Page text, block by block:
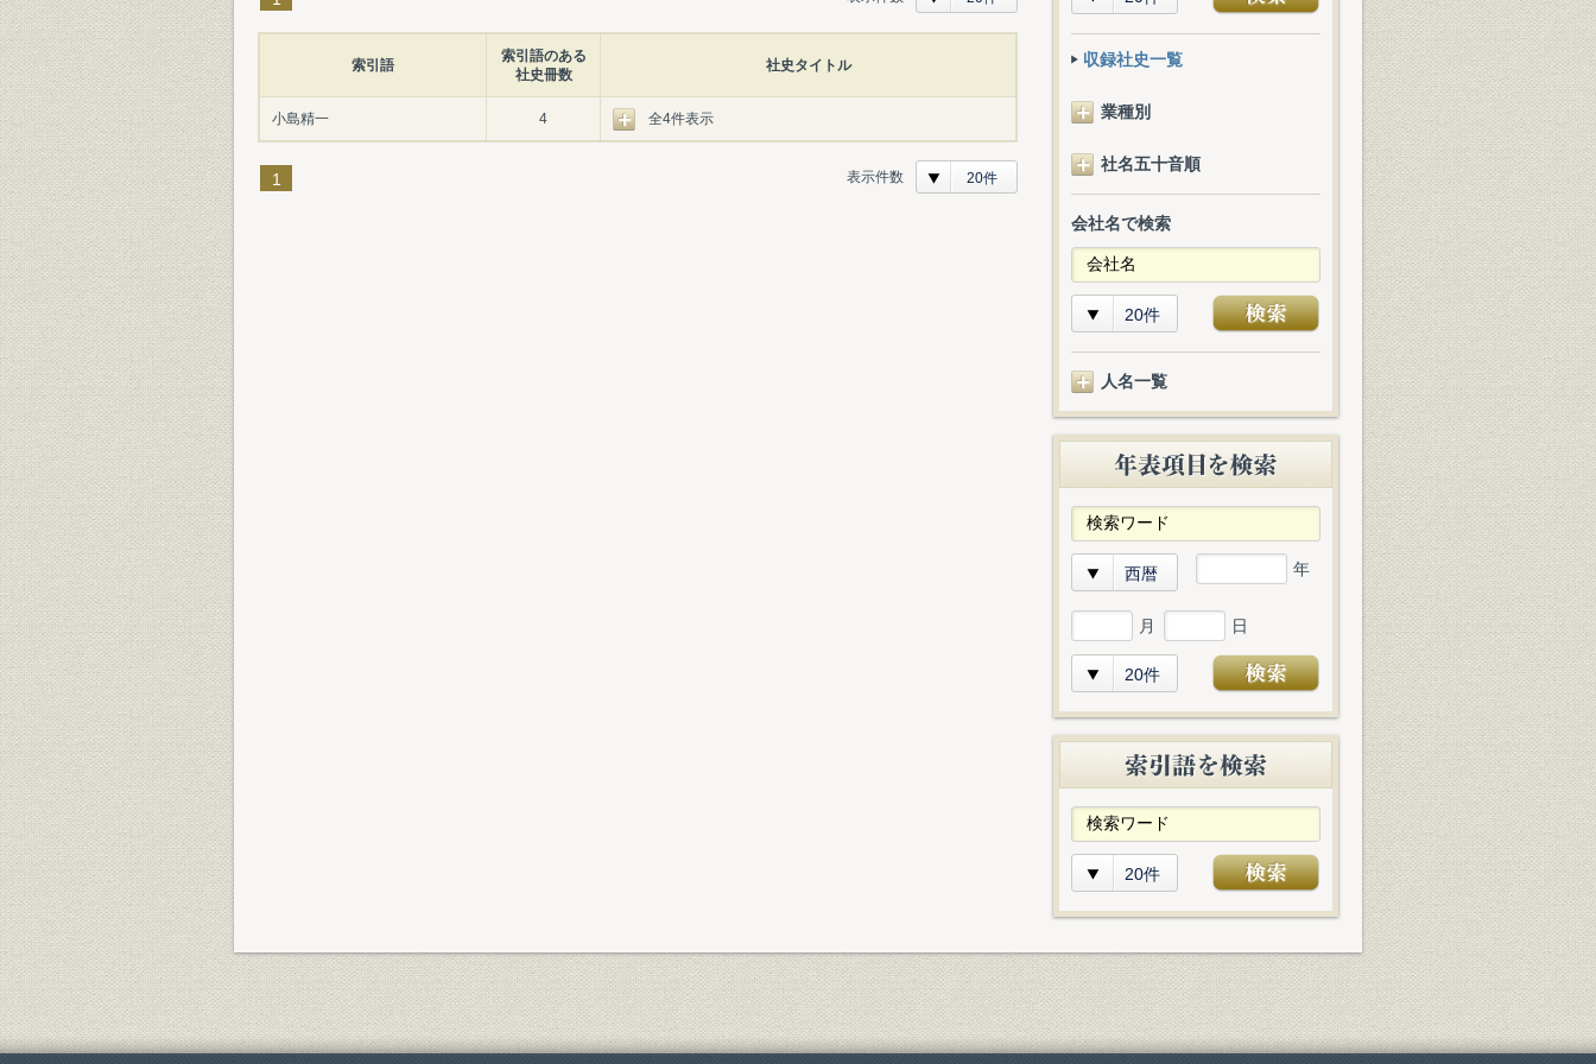
索引語
索引語のある
社史冊数
社史タイトル
小島精一 4 全4件表示
1 表示件数 20件
収録社史一覧
業種別
社名五十音順
会社名で検索
20件
人名一覧
西暦 年
月 日
20件
20件